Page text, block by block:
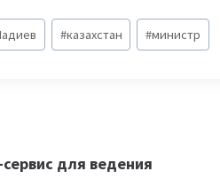
#казахстан #министр
для ведения